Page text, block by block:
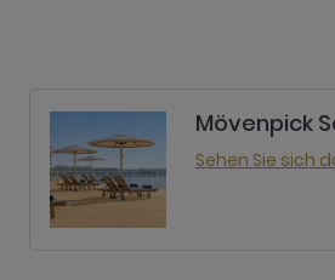
Mövenpick
Sehen Sie sich